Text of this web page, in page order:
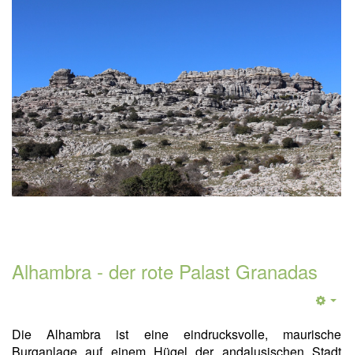
Alhambra - der rote Palast Granadas
Die Alhambra ist eine eindrucksvolle, maurische